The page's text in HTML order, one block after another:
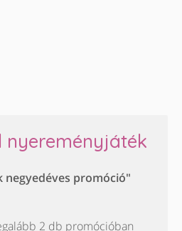
nyereményjáték
negyedéves promóció"
2 db promócióban